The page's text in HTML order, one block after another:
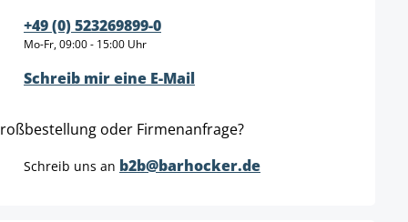
+49 (0) 523269899-0
Mo-Fr, 09:00 - 15:00 Uhr
Schreib mir eine E-Mail
oder Firmenanfrage?
Schreib uns an b2b@barhocker.de